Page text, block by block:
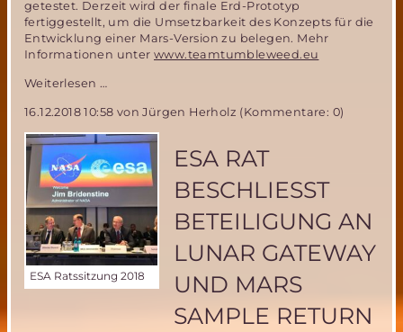
getestet. Derzeit wird der finale Erd-Prototyp
fertiggestellt, um die Umsetzbarkeit des Konzepts für die
Entwicklung einer Mars-Version zu belegen. Mehr
Informationen unter www.teamtumbleweed.eu
Weiterlesen …
Windgetriebener
Rover
zur
Oberflächenerkundung
am
Mars
16.12.2018 10:58 von Jürgen Herholz (Kommentare: 0)
ESA Ratssitzung 2018
ESA RAT
BESCHLIESST B
ETEILIGUNG AN L
UNAR GATEWAY U
ND MARS S
AMPLE RETURN M